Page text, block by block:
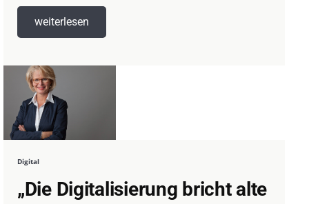
weiterlesen
Digital
„Die Digitalisierung bricht alte